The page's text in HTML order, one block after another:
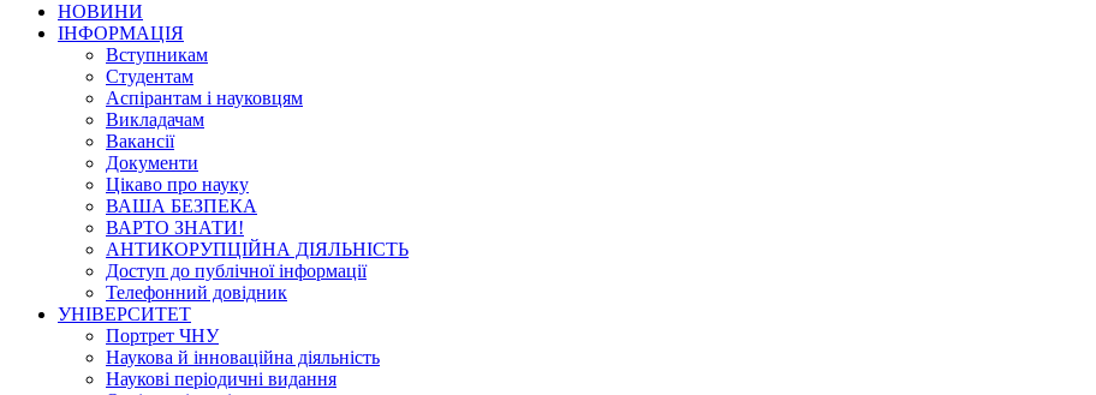
НОВИНИ
ІНФОРМАЦІЯ
Вступникам
Студентам
Аспірантам і науковцям
Викладачам
Вакансії
Документи
Цікаво про науку
ВАША БЕЗПЕКА
ВАРТО ЗНАТИ!
АНТИКОРУПЦІЙНА ДІЯЛЬНІСТЬ
Доступ до публічної інформації
Телефонний довідник
УНІВЕРСИТЕТ
Портрет ЧНУ
Наукова й інноваційна діяльність
Наукові періодичні видання